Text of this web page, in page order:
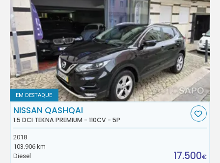
EM DESTAQUE
NISSAN QASHQAI
1.5 DCI TEKNA PREMIUM - 110CV - 5P
2018
103.906 km
Diesel
17.500€